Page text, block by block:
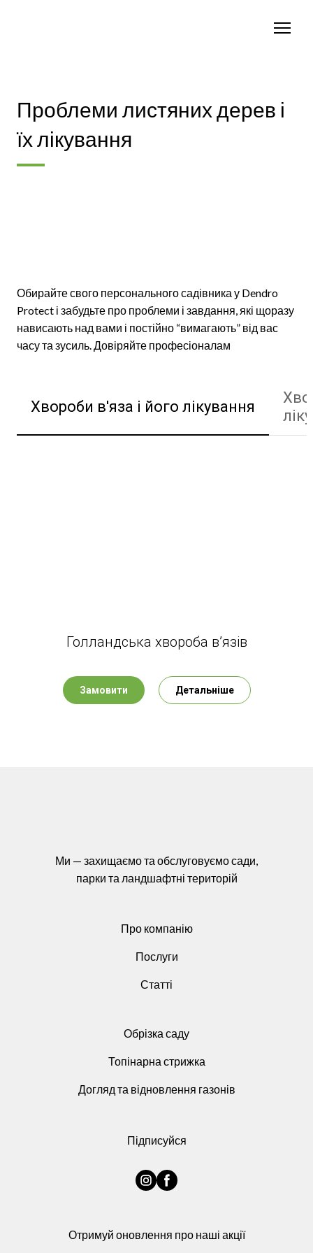
Проблеми листяних дерев і
їх лікування
Обирайте свого персонального садівника у Dendro
Protect і забудьте про проблеми і завдання, які щоразу
нависають над вами і постійно “вимагають” від вас
часу та зусиль. Довіряйте професіоналам
Хвороби в'яза і його лікування
Голландська хвороба в’язів
Замовити Детальніше
Ми — захищаємо та обслуговуємо сади,
парки та ландшафтні територій
Про компанію
Послуги
Статті
Обрізка саду
Топінарна стрижка
Догляд та відновлення газонів
Підписуйся
Отримуй оновлення про наші акції